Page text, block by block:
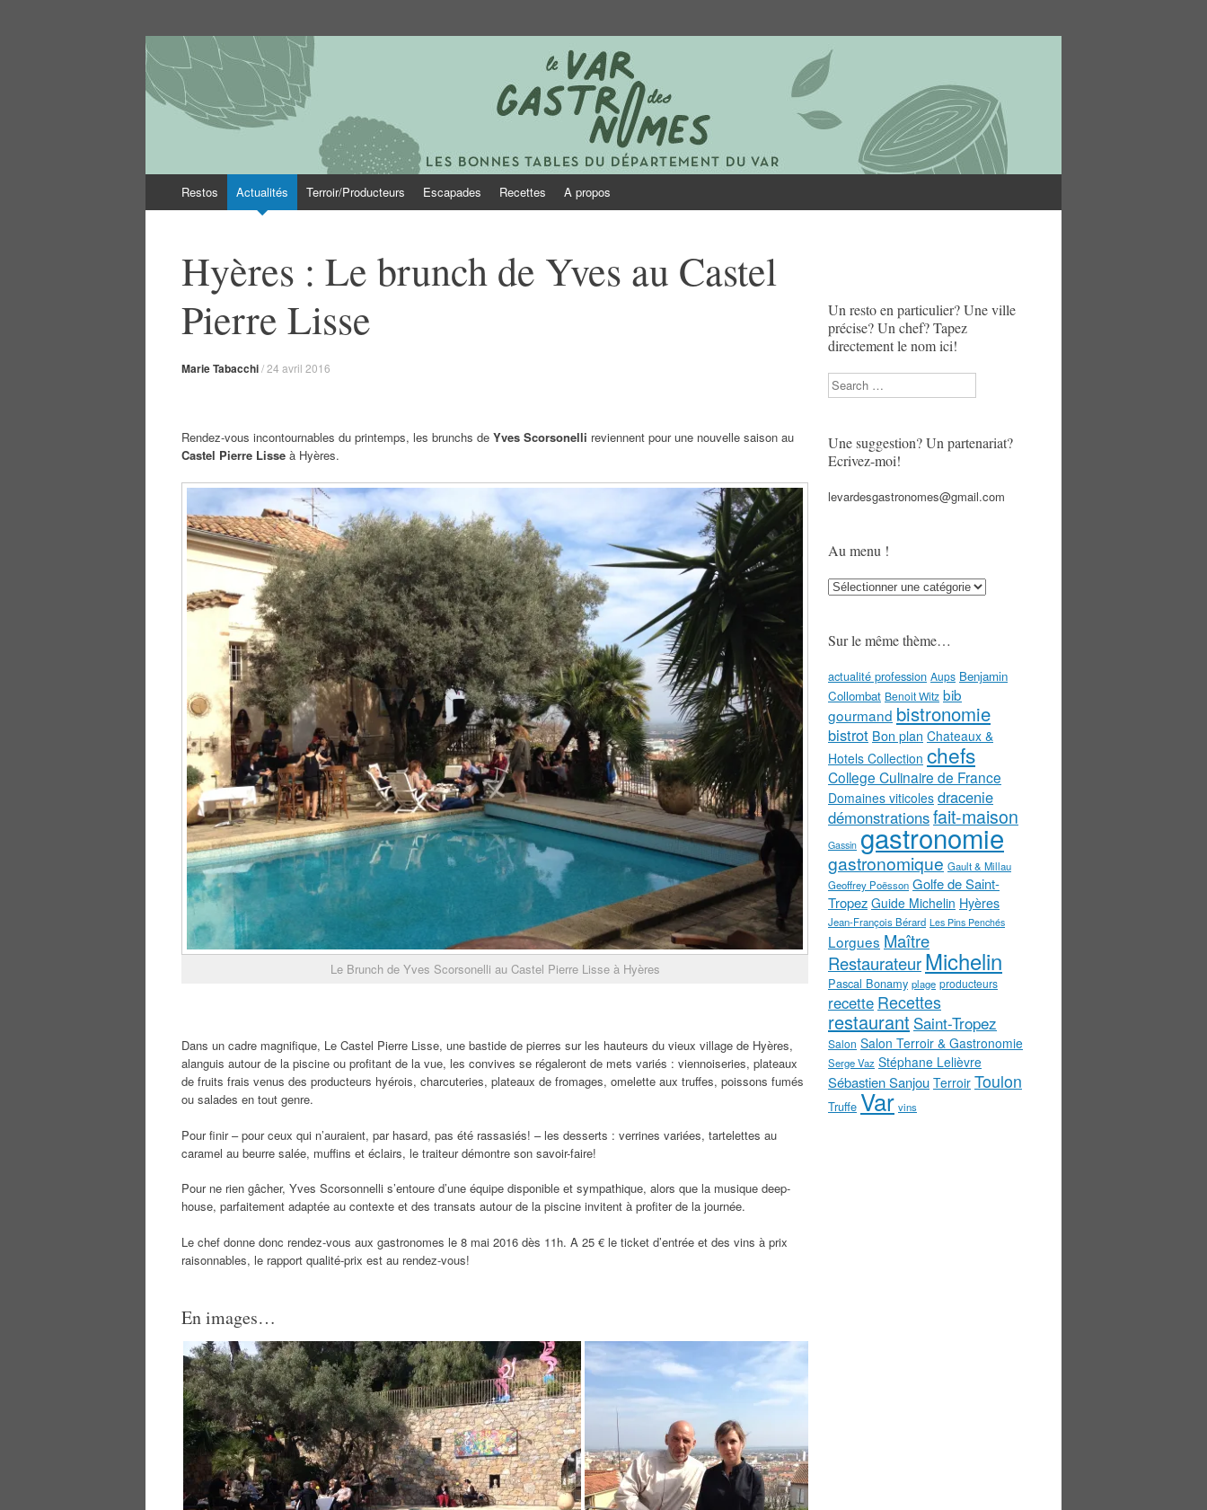
Le Var des gastronomes
Les bonnes tables du département du Var
au
Restos Actualités Terroir/Producteurs Escapades Recettes A propos
Hyères : Le brunch de Yves au Castel
Pierre Lisse
Marie Tabacchi/24 avril 2016
Rendez-vous incontournables du printemps, les brunchs de Yves Scorsonelli reviennent pour une nouvelle saison au
Castel Pierre Lisse à Hyères.
Le Brunch de Yves Scorsonelli au Castel Pierre Lisse à Hyères
Dans un cadre magnifique, Le Castel Pierre Lisse, une bastide de pierres sur les hauteurs du vieux village de Hyères,
alanguis autour de la piscine ou profitant de la vue, les convives se régaleront de mets variés : viennoiseries, plateaux
de fruits frais venus des producteurs hyérois, charcuteries, plateaux de fromages, omelette aux truffes, poissons fumés
ou salades en tout genre.
Pour finir – pour ceux qui n’auraient, par hasard, pas été rassasiés! – les desserts : verrines variées, tartelettes au
caramel au beurre salée, muffins et éclairs, le traiteur démontre son savoir-faire!
Pour ne rien gâcher, Yves Scorsonnelli s’entoure d’une équipe disponible et sympathique, alors que la musique deep-
house, parfaitement adaptée au contexte et des transats autour de la piscine invitent à profiter de la journée.
Le chef donne donc rendez-vous aux gastronomes le 8 mai 2016 dès 11h. A 25 € le ticket d’entrée et des vins à prix
raisonnables, le rapport qualité-prix est au rendez-vous!
En images…
Un resto en particulier? Une ville
précise? Un chef? Tapez
directement le nom ici!
Search
Une suggestion? Un partenariat?
Ecrivez-moi!
levardesgastronomes@gmail.com
Au menu !
Au
Sur le même thème…
actualité profession Aups Benjamin
Collombat Benoit Witz bib
gourmand bistronomie
bistrot Bon plan Chateaux &
Hotels Collection chefs
College Culinaire de France
Domaines viticoles dracenie
démonstrationsfait-maison
Gassin gastronomie
gastronomique Gault & Millau
Geoffrey Poësson Golfe de Saint-
Tropez Guide Michelin Hyères
Jean-François Bérard Les Pins Penchés
Lorgues Maître
RestaurateurMichelin
Pascal Bonamy plage producteurs
recette Recettes
restaurant Saint-Tropez
Salon Salon Terroir & Gastronomie
Serge Vaz Stéphane Lelièvre
Sébastien Sanjou Terroir Toulon
Truffe Var vins